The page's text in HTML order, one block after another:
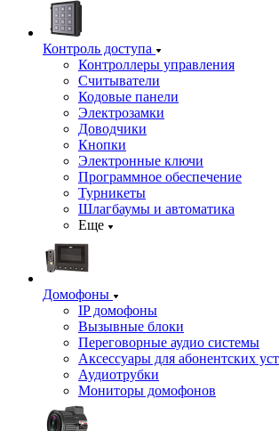
Контроль доступа
Контроллеры управления
Считыватели
Кодовые панели
Электрозамки
Доводчики
Кнопки
Электронные ключи
Программное обеспечение
Турникеты
Шлагбаумы и автоматика
Еще
Домофоны
IP домофоны
Вызывные блоки
Переговорные аудио системы
Аксессуары для абонентских
Аудиотрубки
Мониторы домофонов